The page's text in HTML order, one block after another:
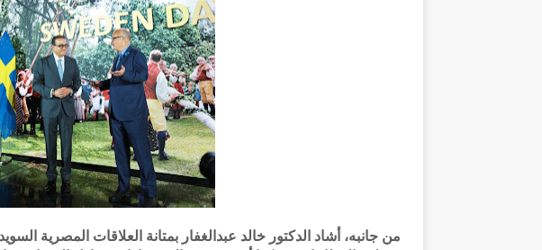
من جانبه، أشاد الدكتور خالد عبدالغفار بمتانة العلاقات المصرية